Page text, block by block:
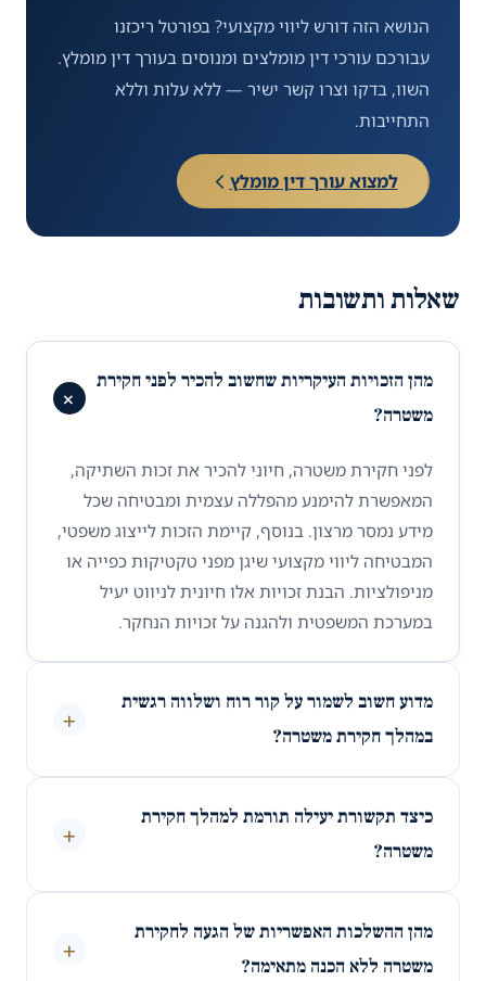
הנושא הזה דורש ליווי מקצועי? בפורטל ריכזנו
עבורכם עורכי דין מומלצים ומנוסים בעורך דין מומלץ.
השוו, בדקו וצרו קשר ישיר — ללא עלות וללא
התחייבות.
למצוא עורך דין מומלץ
שאלות ותשובות
מהן הזכויות העיקריות שחשוב להכיר לפני חקירת
משטרה?
+
לפני חקירת משטרה, חיוני להכיר את זכות השתיקה,
המאפשרת להימנע מהפללה עצמית ומבטיחה שכל
מידע נמסר מרצון. בנוסף, קיימת הזכות לייצוג משפטי,
המבטיחה ליווי מקצועי שיגן מפני טקטיקות כפייה או
מניפולציות. הבנת זכויות אלו חיונית לניווט יעיל
במערכת המשפטית ולהגנה על זכויות הנחקר.
מדוע חשוב לשמור על קור רוח ושלווה רגשית
במהלך חקירת משטרה?
+
כיצד תקשורת יעילה תורמת למהלך חקירת
משטרה?
+
מהן ההשלכות האפשריות של הגעה לחקירת
משטרה ללא הכנה מתאימה?
+